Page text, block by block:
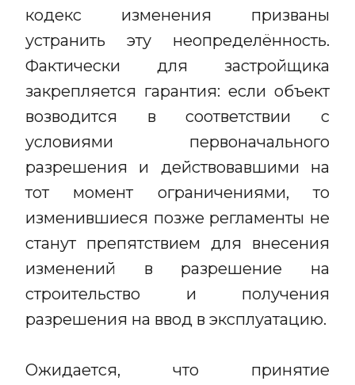
кодекс изменения призваны
устранить эту неопределённость.
Фактически для застройщика
закрепляется гарантия: если объект
возводится в соответствии с
условиями первоначального
разрешения и действовавшими на
тот момент ограничениями, то
изменившиеся позже регламенты не
станут препятствием для внесения
изменений в разрешение на
строительство и получения
разрешения на ввод в эксплуатацию.
Ожидается, что принятие